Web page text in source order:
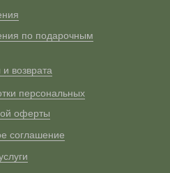
соглашение
оферты
по подарочным
возврата
персональных